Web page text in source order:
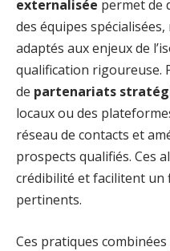
externalisée permet de
des équipes
adaptés aux enjeux de
qualification rigoureuse.
de partenariats
locaux ou des
réseau de contacts et
prospects qualifiés. Ces
crédibilité et facilitent un
pertinents.
Ces pratiques